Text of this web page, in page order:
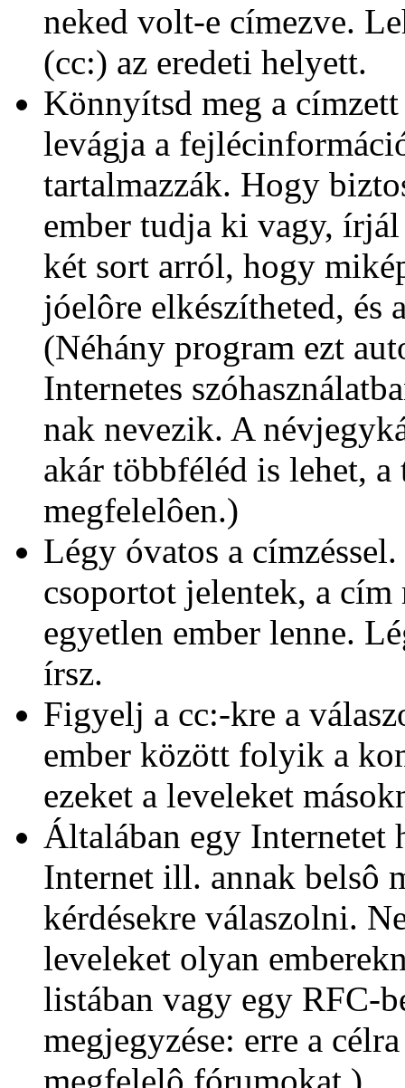
neked volt-e címezve.
(cc:) az eredeti helyett.
Könnyítsd meg a
levágja a
tartalmazzák. Hogy
ember tudja ki vagy, írjál
két sort arról, hogy
jóelôre elkészítheted, és
(Néhány program ezt
Internetes
nak nevezik. A
akár többféléd is lehet,
megfelelôen.)
Légy óvatos a
csoportot jelentek, a
egyetlen ember lenne.
írsz.
Figyelj a cc:-kre a
ember között folyik a
ezeket a leveleket
Általában egy Internetet
Internet ill. annak belsô
kérdésekre válaszolni.
leveleket olyan
listában vagy egy RFC-
megjegyzése: erre a
megfelelô fórumokat.)